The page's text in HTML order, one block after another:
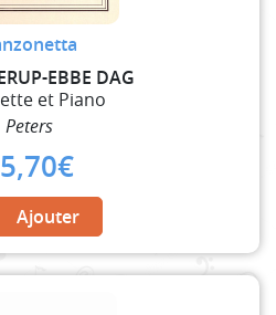
EBBE DAG
et Piano
Peters
€
Ajouter